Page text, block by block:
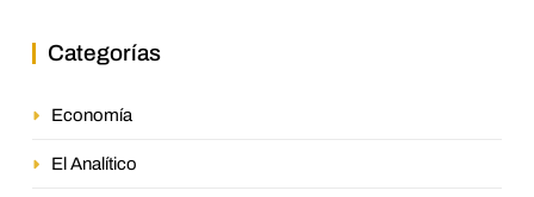
Categorías
Economía
El Analítico